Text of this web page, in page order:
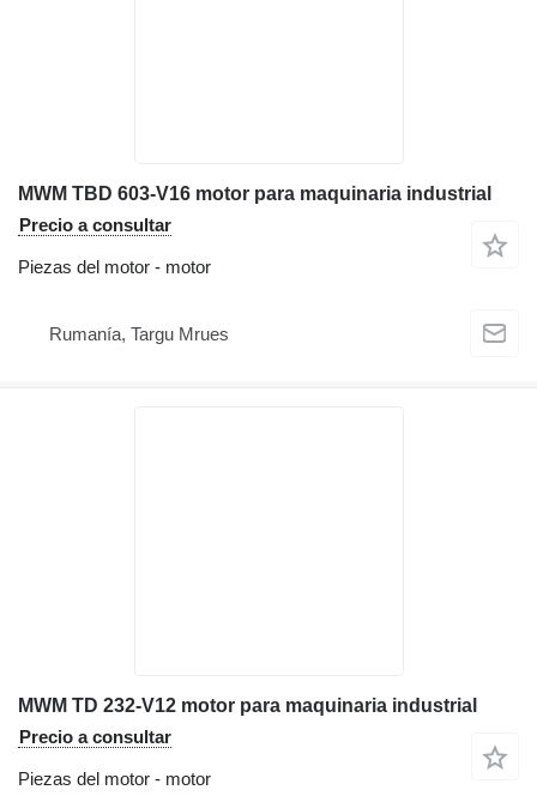
MWM TBD 603-V16 motor para maquinaria industrial
Precio a consultar
Piezas del motor - motor
Rumanía, Targu Mrues
MWM TD 232-V12 motor para maquinaria industrial
Precio a consultar
Piezas del motor - motor